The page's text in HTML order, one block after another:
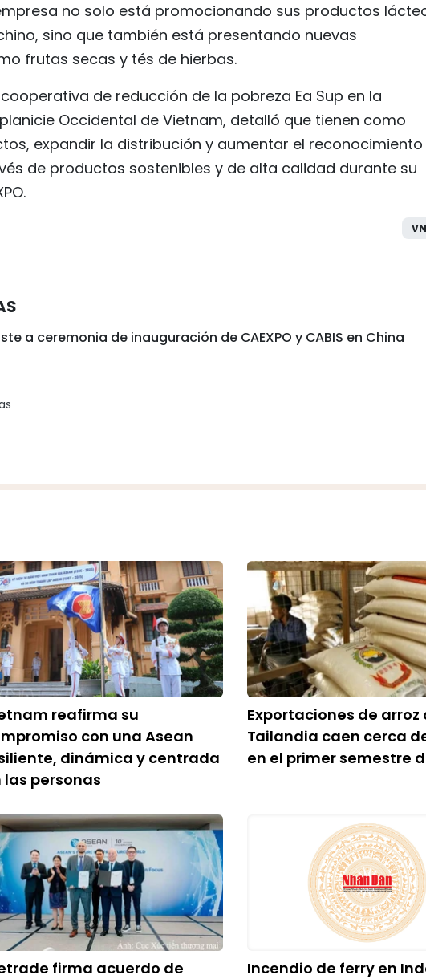
no solo está promocionando sus productos
sino que también está presentando nuevas
frutas secas y tés de hierbas.
de reducción de la pobreza Ea Sup en la
Occidental de Vietnam, detalló que tienen como
expandir la distribución y aumentar el reconocimiento
de productos sostenibles y de alta calidad durante su
a ceremonia de inauguración de CAEXPO y CABIS en China
reafirma su
con una Asean
dinámica y centrada
las personas
Exportaciones de arroz
Tailandia caen cerca
en el primer semestre
firma acuerdo de
Incendio de ferry en